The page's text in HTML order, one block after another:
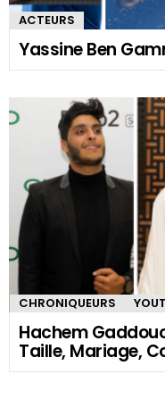
ACTEURS
Yassine Ben
CHRONIQUEURS
Hachem
Taille, Mariage,